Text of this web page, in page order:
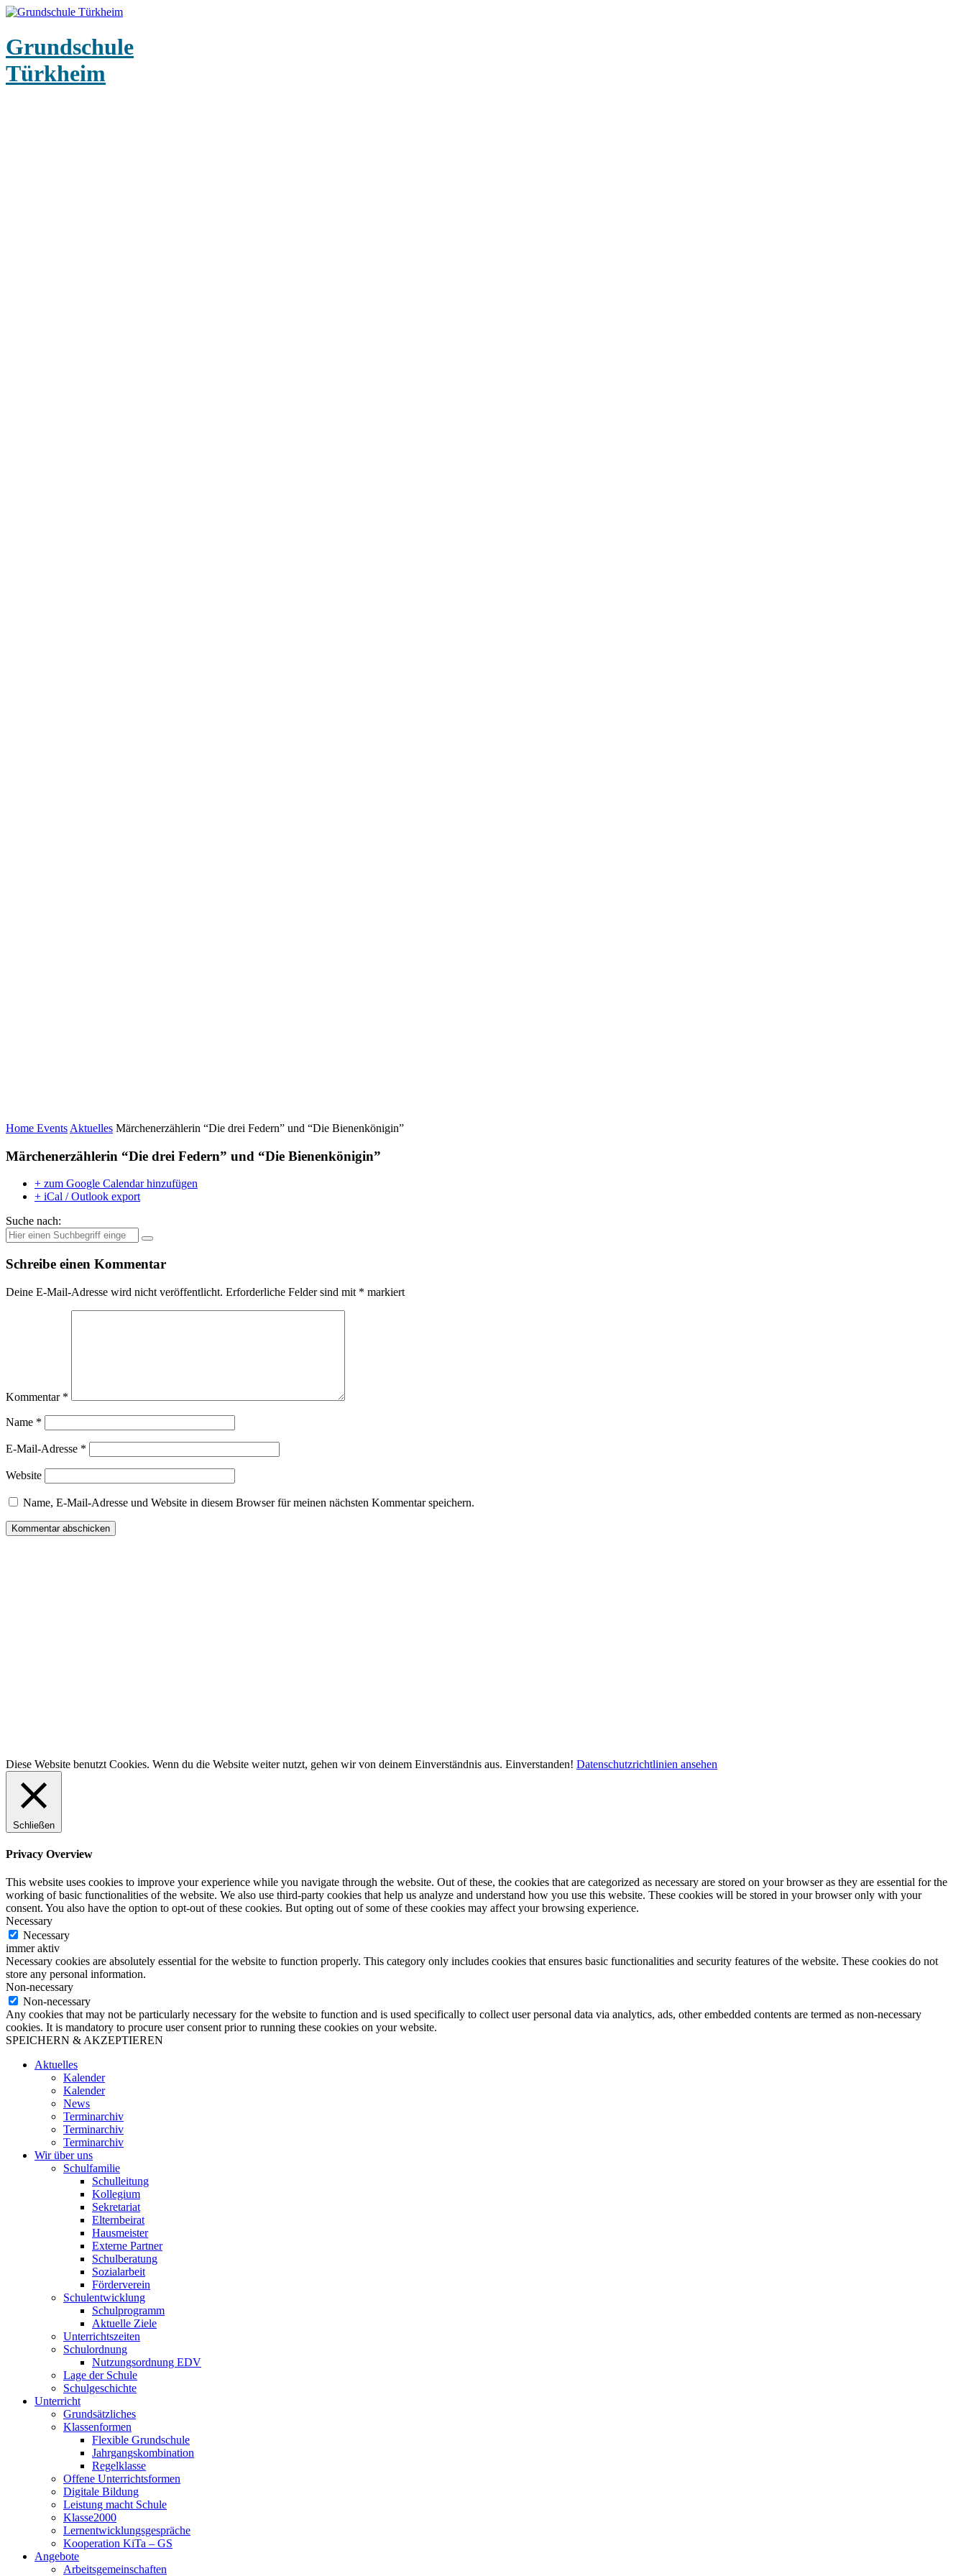
Grundschule
Türkheim
Home Events Aktuelles Märchenerzählerin “Die drei Federn” und “Die Bienenkönigin”
Märchenerzählerin “Die drei Federn” und “Die Bienenkönigin”
+ zum Google Calendar hinzufügen
+ iCal / Outlook export
Suche nach:
Schreibe einen Kommentar
Deine E-Mail-Adresse wird nicht veröffentlicht. Erforderliche Felder sind mit * markiert
Kommentar *
Name *
E-Mail-Adresse *
Website
Name, E-Mail-Adresse und Website in diesem Browser für meinen nächsten Kommentar speichern.
Diese Website benutzt Cookies. Wenn du die Website weiter nutzt, gehen wir von deinem Einverständnis aus. Einverstanden! Datenschutzrichtlinien ansehen
Schließen
Privacy Overview
This website uses cookies to improve your experience while you navigate through the website. Out of these, the cookies that are categorized as necessary are stored on your browser as they are essential for the
working of basic functionalities of the website. We also use third-party cookies that help us analyze and understand how you use this website. These cookies will be stored in your browser only with your
consent. You also have the option to opt-out of these cookies. But opting out of some of these cookies may affect your browsing experience.
Necessary
Necessary
immer aktiv
Necessary cookies are absolutely essential for the website to function properly. This category only includes cookies that ensures basic functionalities and security features of the website. These cookies do not
store any personal information.
Non-necessary
Non-necessary
Any cookies that may not be particularly necessary for the website to function and is used specifically to collect user personal data via analytics, ads, other embedded contents are termed as non-necessary
cookies. It is mandatory to procure user consent prior to running these cookies on your website.
SPEICHERN & AKZEPTIEREN
Aktuelles
Kalender
Kalender
News
Terminarchiv
Terminarchiv
Terminarchiv
Wir über uns
Schulfamilie
Schulleitung
Kollegium
Sekretariat
Elternbeirat
Hausmeister
Externe Partner
Schulberatung
Sozialarbeit
Förderverein
Schulentwicklung
Schulprogramm
Aktuelle Ziele
Unterrichtszeiten
Schulordnung
Nutzungsordnung EDV
Lage der Schule
Schulgeschichte
Unterricht
Grundsätzliches
Klassenformen
Flexible Grundschule
Jahrgangskombination
Regelklasse
Offene Unterrichtsformen
Digitale Bildung
Leistung macht Schule
Klasse2000
Lernentwicklungsgespräche
Kooperation KiTa – GS
Angebote
Arbeitsgemeinschaften